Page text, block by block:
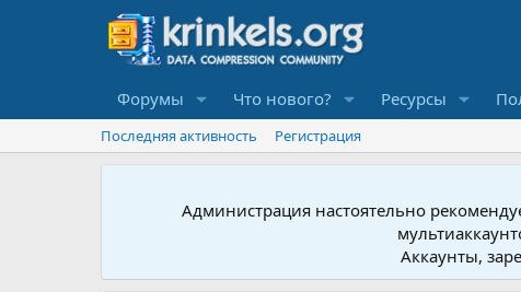
Форумы Что нового? Ресурсы
Последняя активность Регистрация
Администрация настоятельно
Аккаунты,